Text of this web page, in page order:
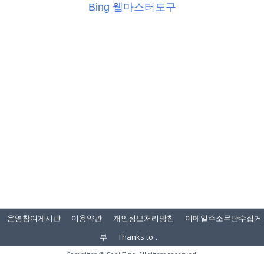
Bing 웹마스터도구
운영참여게시판 이용약관 개인정보처리방침
이메일주소무단수집거
부
Thanks to…